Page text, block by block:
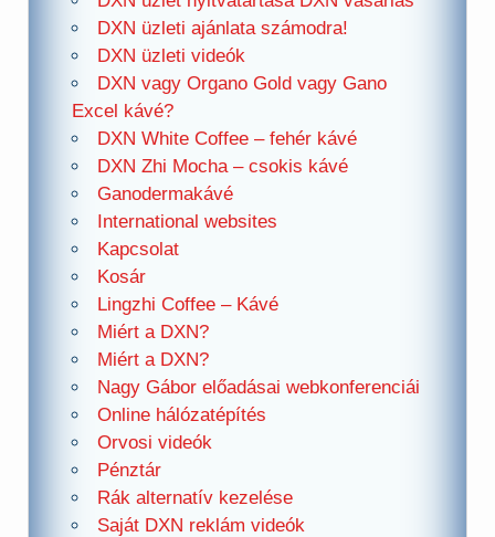
DXN üzleti ajánlata számodra!
DXN üzleti videók
DXN vagy Organo Gold vagy Gano
Excel kávé?
DXN White Coffee – fehér kávé
DXN Zhi Mocha – csokis kávé
Ganodermakávé
International websites
Kapcsolat
Kosár
Lingzhi Coffee – Kávé
Miért a DXN?
Miért a DXN?
Nagy Gábor előadásai webkonferenciái
Online hálózatépítés
Orvosi videók
Pénztár
Rák alternatív kezelése
Saját DXN reklám videók